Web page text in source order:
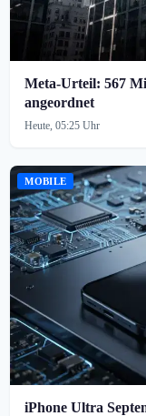
Meta-Urteil: 567
angeordnet
Heute, 05:25 Uhr
MOBILE
iPhone Ultra